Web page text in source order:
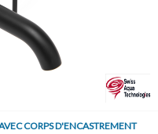
CORPS D'ENCASTREMENT